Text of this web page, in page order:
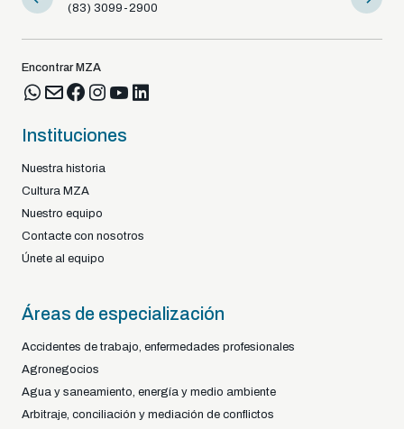
(83) 3099-2900 (83)
Encontrar MZA
Instituciones
Nuestra historia
Cultura MZA
Nuestro equipo
Contacte con nosotros
Únete al equipo
Áreas de especialización
Accidentes de trabajo, enfermedades profesionales
Agronegocios
Agua y saneamiento, energía y medio ambiente
Arbitraje, conciliación y mediación de conflictos